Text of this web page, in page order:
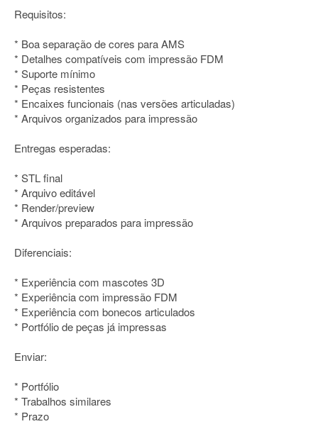
Requisitos:
* Boa separação de cores para AMS
* Detalhes compatíveis com impressão FDM
* Suporte mínimo
* Peças resistentes
* Encaixes funcionais (nas versões articuladas)
* Arquivos organizados para impressão
Entregas esperadas:
* STL final
* Arquivo editável
* Render/preview
* Arquivos preparados para impressão
Diferenciais:
* Experiência com mascotes 3D
* Experiência com impressão FDM
* Experiência com bonecos articulados
* Portfólio de peças já impressas
Enviar:
* Portfólio
* Trabalhos similares
* Prazo